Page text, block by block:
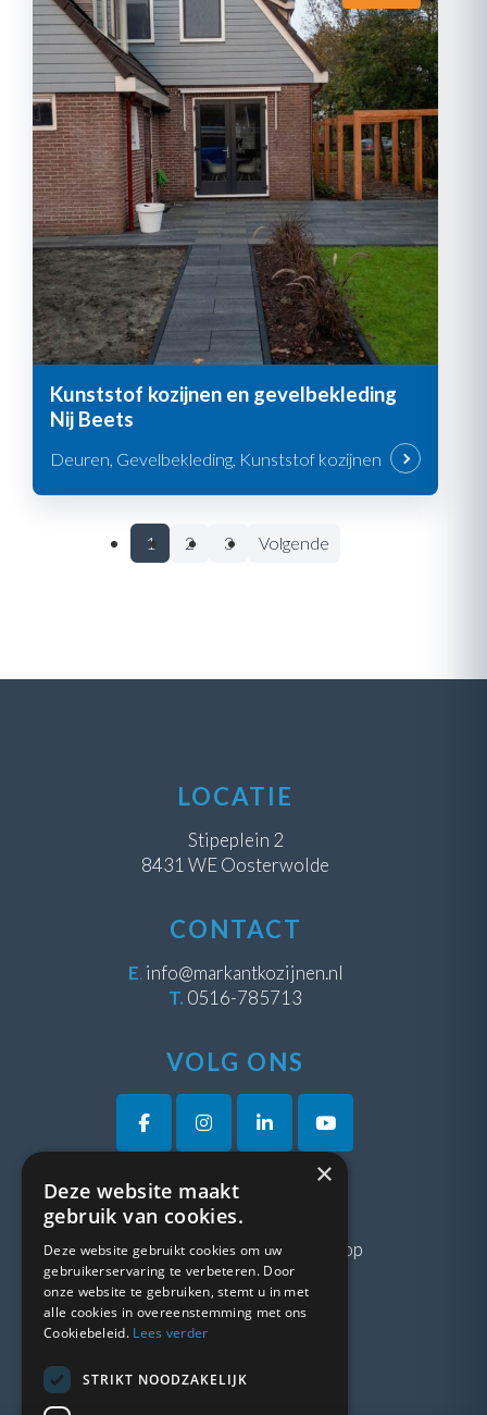
Kunststof kozijnen en gevelbekleding
Nij Beets
Deuren, Gevelbekleding, Kunststof kozijnen
1 2 3 Volgende
LOCATIE
Stipeplein 2
8431 WE Oosterwolde
CONTACT
E. info@markantkozijnen.nl
T. 0516-785713
VOLG ONS
VRAGEN?
Neem gerustcontactmet ons op
LINKS
Blogs
×
Deze website maakt
gebruik van cookies.
Deze website gebruikt cookies om uw
gebruikerservaring te verbeteren. Door
onze website te gebruiken, stemt u in met
alle cookies in overeenstemming met ons
Cookiebeleid. Lees verder
STRIKT NOODZAKELIJK